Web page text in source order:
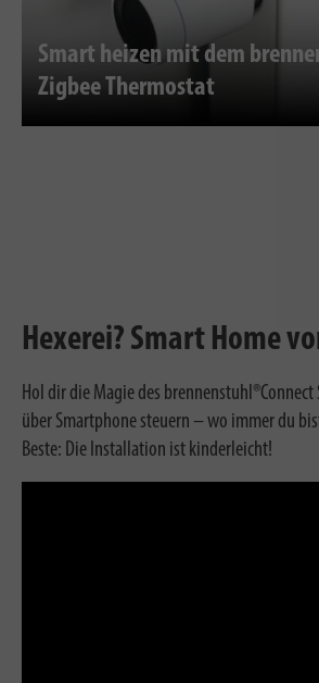
Smart heizen mit dem
Zigbee Thermostat
Hexerei? Smart Home
Hol dir die Magie des
über Smartphone steuern – wo immer du
Beste: Die Installation ist kinderleicht!